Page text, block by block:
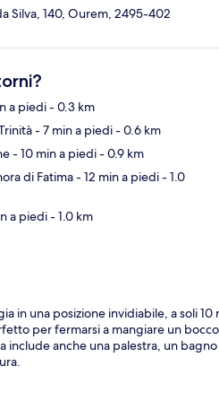
Silva, 140, Ourem, 2495-402
a piedi- 0.3 km
- 7 min a piedi- 0.6 km
- 10 min a piedi- 0.9 km
di Fatima- 12 min a piedi- 1.0
a piedi- 1.0 km
in una posizione invidiabile, a soli
per fermarsi a mangiare un
include anche una palestra, un